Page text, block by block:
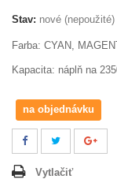
Stav: nové (nepoužité)
Farba: CYAN,
Kapacita: náplň na
na objednávku
Vytlačiť